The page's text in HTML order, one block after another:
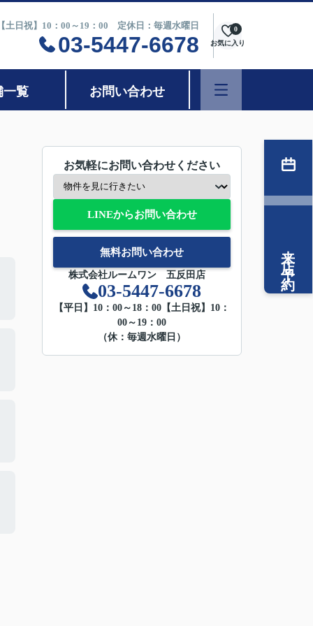
土日祝】10：00～19：00 定休日：毎週水曜日
03-5447-6678 お気に入り
0
一覧 お問い合わせ
お気軽にお問い合わせください
LINEからお問い合わせ
無料お問い合わせ
株式会社ルームワン 五反田店
03-5447-6678
【平日】10：00～18：00【土日祝】10：
00～19：00
（休：毎週水曜日）
来店予約